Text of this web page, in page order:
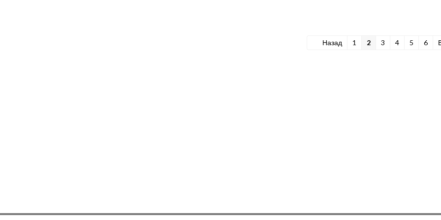
Назад 1 2 3 4 5 6